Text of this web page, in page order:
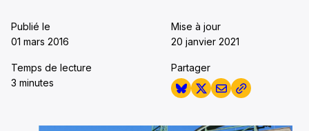
Publié le
01 mars 2016
Mise à jour
20 janvier 2021
Temps de lecture
3 minutes
Partager